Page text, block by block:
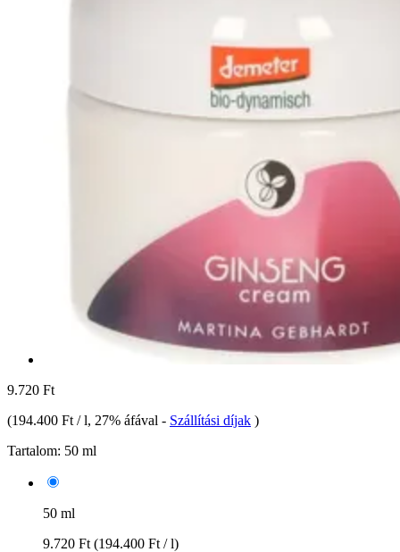
9.720 Ft
(194.400 Ft / l, 27% áfával - Szállítási díjak )
Tartalom: 50 ml
50 ml
9.720 Ft (194.400 Ft / l)